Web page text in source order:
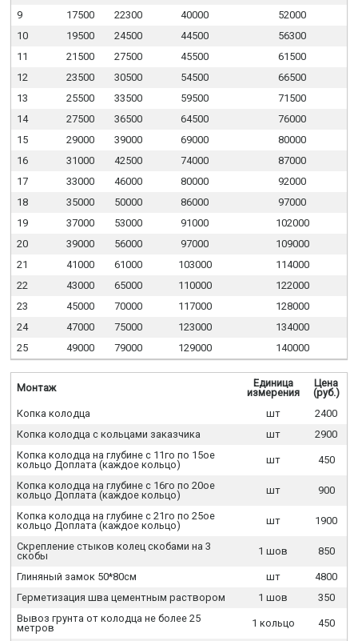
9 17500 22300 40000
52000
10
19500 24500 44500
56300
11
21500 27500 45500
61500
12
23500 30500 54500
66500
13
25500 33500 59500
71500
14
27500 36500 64500
76000
15
29000 39000 69000
80000
16
31000 42500 74000
87000
17
33000 46000 80000
92000
18
35000 50000 86000
97000
19
37000 53000 91000
102000
20
39000 56000 97000
109000
21
41000 61000 103000
114000
22
43000 65000 110000
122000
23
45000 70000 117000
128000
24
47000 75000 123000
134000
25
49000 79000 129000 140000
Монтаж
Единица
измерения
Цена
(руб.)
Копка колодца
шт
2400
Копка колодца с кольцами заказчика
шт
2900
Копка колодца на глубине с 11го по 15ое
кольцо Доплата (каждое кольцо)
шт 450
Копка колодца на глубине с 16го по 20ое
кольцо Доплата (каждое кольцо)
шт 900
Копка колодца на глубине с 21го по 25ое
кольцо Доплата (каждое кольцо)
шт 1900
Скрепление стыков колец скобами на 3
скобы
1 шов 850
Глиняный замок 50*80см шт
4800
Герметизация шва цементным раствором
1 шов
350
Вывоз грунта от колодца не более 25
метров
1 кольцо 450